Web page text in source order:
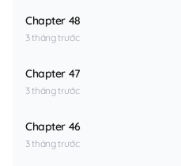
Chapter 48
3 tháng trước
Chapter 47
3 tháng trước
Chapter 46
3 tháng trước